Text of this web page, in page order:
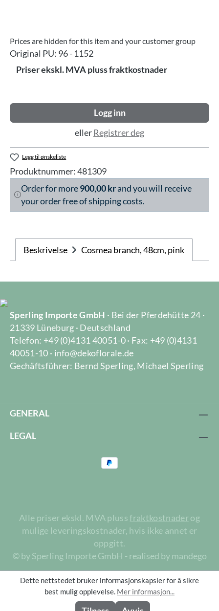
Prices are hidden for this item and your customer group
Original PU: 96 - 1152
Priser ekskl. MVA pluss fraktkostnader
Logg inn
ellerRegistrer deg
Legg til ønskeliste
Produktnummer:481309
Order for more900,00 krand you will receive
your order free of shipping costs.
Beskrivelse Cosmea branch, 48cm, pink
Sperling Importe GmbH · Bei der Pferdehütte 24 ·
21339 Lüneburg · Deutschland
Telefon: +49 (0)4131 40051-0 · Fax: +49 (0)4131
40051-10 · info@dekoflorale.de
Gechäftsführer: Bernd Sperling, Michael Sperling
GENERAL
LEGAL
Alle priser ekskl. MVA plussfraktkostnaderog
mulige leveringskostnader, hvis ikke annet er
oppgitt.
© by Sperling Importe GmbH - realised by mandego
Dette nettstedet bruker informasjonskapsler for å sikre
best mulig opplevelse. Mer informasjon...